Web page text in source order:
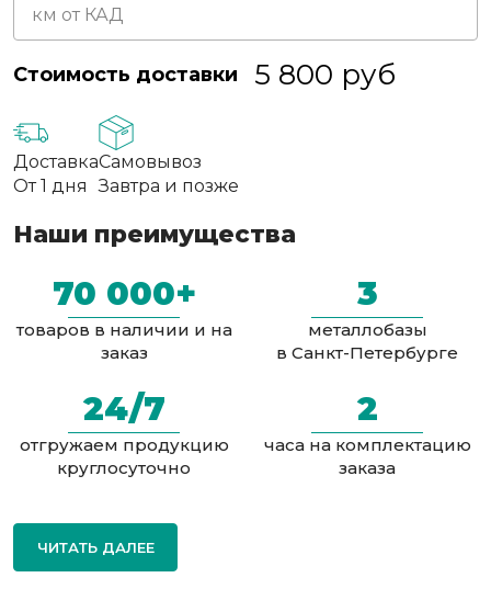
Стоимость доставки 5 800 руб
Доставка
От 1 дня
Самовывоз
Завтра и позже
Наши преимущества
70 000+
товаров в наличии и на
заказ
3
металлобазы
в Санкт-Петербурге
24/7
отгружаем продукцию
круглосуточно
2
часа на комплектацию
заказа
ЧИТАТЬ ДАЛЕЕ